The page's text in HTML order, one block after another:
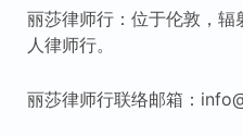
丽莎律师行：位于伦敦，
人律师行。
丽莎律师行联络邮箱：